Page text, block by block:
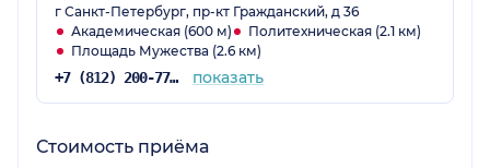
г Санкт-Петербург, пр-кт Гражданский, д 36
Академическая (600 м)
Политехническая (2.1 км)
Площадь Мужества (2.6 км)
+7 (812) 200-77-54 показать
Стоимость приёма